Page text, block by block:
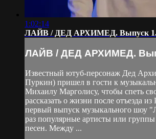
1:02:14
ЛАЙВ / ДЕД АРХИМЕД. Выпуск
ЛАЙВ / ДЕД АРХИМЕД.
Известный ютуб-персонаж Дед
Пуркин) пришел в гости к
Михаилу Марголису, чтобы спеть
рассказать о жизни после отъезда
первый выпуск музыкального шоу
раз популярные артисты или
песен. Между ...